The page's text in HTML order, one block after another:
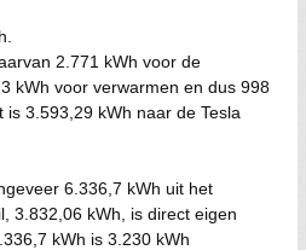
2.771 kWh voor de
kWh voor verwarmen en dus 998
is 3.593,29 kWh naar de Tesla
6.336,7 kWh uit het
3.832,06 kWh, is direct eigen
kWh is 3.230 kWh